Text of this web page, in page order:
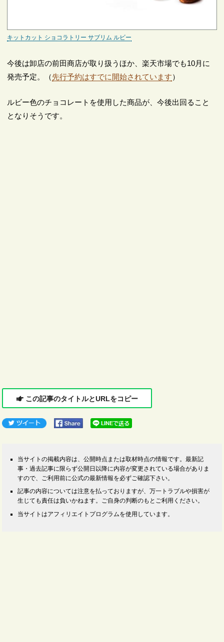
キットカット ショコラトリー サブリム ルビー
今後は卸店の前田商店が取り扱うほか、楽天市場でも10月に
発売予定。（先行予約はすでに開始されています）
ルビー色のチョコレートを使用した商品が、今後出回ること
となりそうです。
この記事のタイトルとURLをコピー
当サイトの掲載内容は、公開時点または取材時点の情報です。最新記
事・過去記事に限らず公開日以降に内容が変更されている場合がありま
すので、ご利用前に公式の最新情報を必ずご確認下さい。
記事の内容については注意を払っておりますが、万一トラブルや損害が
生じても責任は負いかねます。ご自身の判断のもとご利用ください。
当サイトはアフィリエイトプログラムを使用しています。